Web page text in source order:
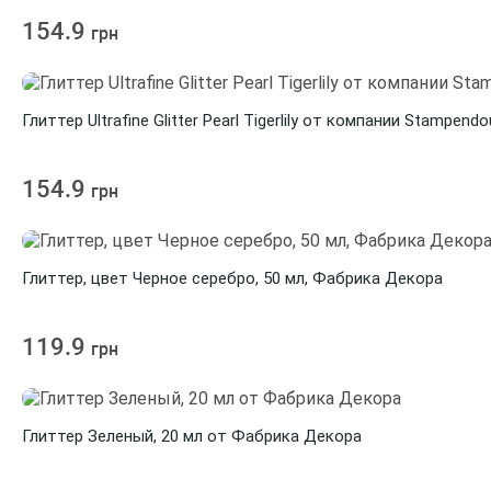
154.9 грн
Глиттер Ultrafine Glitter Pearl Tigerlily от компании
154.9 грн
Глиттер, цвет Черное серебро, 50 мл, Фабрика Декора
119.9 грн
Глиттер Зеленый, 20 мл от Фабрика Декора